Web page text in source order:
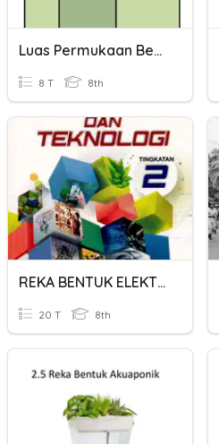
Luas Permukaan Bentuk Geometri Tiga Dimensi
8 T 8th
REKA BENTUK ELEKTRONIK
20 T 8th